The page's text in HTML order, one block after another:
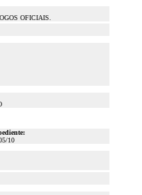
OFICIAIS.
10